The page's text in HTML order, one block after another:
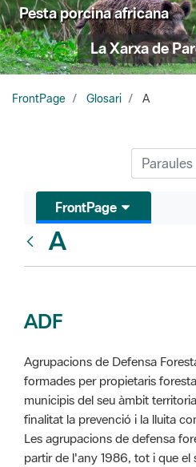
Pesta porcina africana
La Xarxa de
FrontPage Glosari A
FrontPage
A
ADF
Agrupacions de Defensa
formades per propietaris
municipis del seu àmbit
finalitat la prevenció i la lluita
Les agrupacions de defensa
partir de l'any 1986, tot i que el